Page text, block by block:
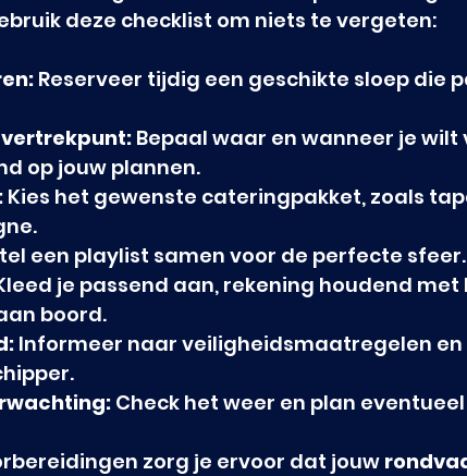
deze checklist om niets te vergeten:
Reserveer tijdig een geschikte sloep die
vertrekpunt: Bepaal waar en wanneer je wilt
op jouw plannen.
Kies het gewenste cateringpakket, zoals
een playlist samen voor de perfecte sfeer.
je passend aan, rekening houdend met
boord.
Informeer naar veiligheidsmaatregelen
Check het weer en plan
zorg je ervoor dat jouw